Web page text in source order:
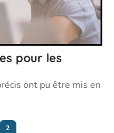
pour les
ont pu être mis en
2